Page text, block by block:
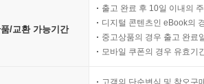
/교환 가능기간
출고 완료 후 10일 이내의
디지털 콘텐츠인 eBook의
중고상품의 경우 출고 완료
모바일 쿠폰의 경우 유효기
고객의 단순변심 및 착오구